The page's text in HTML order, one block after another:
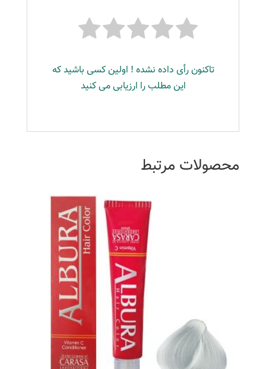
تاکنون رأی داده نشده ! اولین کسی باشید که
این مطلب را ارزیابی می کنید
محصولات مرتبط